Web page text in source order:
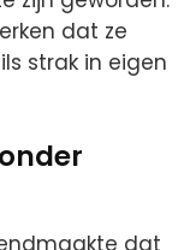
dat ze
strak in eigen
dat